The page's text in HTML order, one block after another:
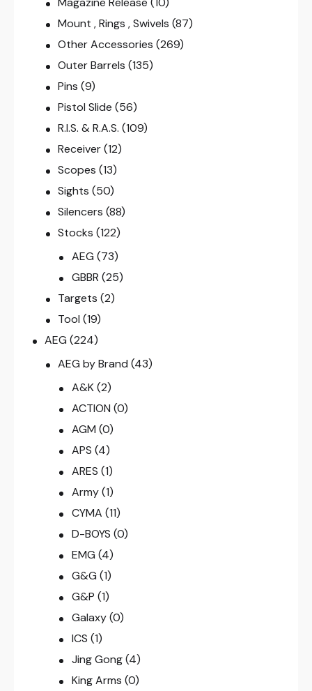
Mount , Rings , Swivels (87)
Other Accessories (269)
Outer Barrels (135)
Pins (9)
Pistol Slide (56)
R.I.S. & R.A.S. (109)
Receiver (12)
Scopes (13)
Sights (50)
Silencers (88)
Stocks (122)
AEG (73)
GBBR (25)
Targets (2)
Tool (19)
AEG (224)
AEG by Brand (43)
A&K (2)
ACTION (0)
AGM (0)
APS (4)
ARES (1)
Army (1)
CYMA (11)
D-BOYS (0)
EMG (4)
G&G (1)
G&P (1)
Galaxy (0)
ICS (1)
Jing Gong (4)
King Arms (0)